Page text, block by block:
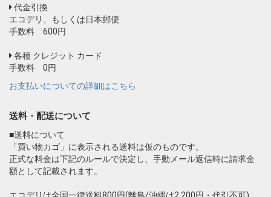
代金引換
エコデリ、もしくは日本郵便
手数料 600円
各種 クレジット カード
手数料 0円
お支払いについての詳細はこちら
送料・配送について
■送料について
「買い物カゴ」に表示される送料は仮のものです。
正式な料金は下記のルールで決定し、手動メール返信時に請求金
額として記載されます。